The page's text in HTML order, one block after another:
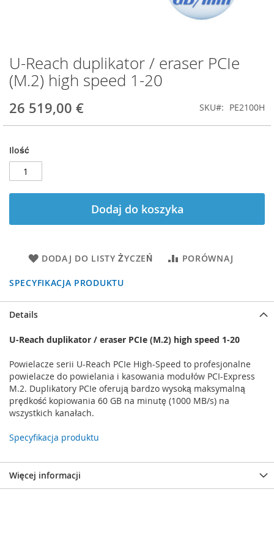
U-Reach duplikator / eraser PCIe
(M.2) high speed 1-20
26 519,00 € SKU PE2100H
Ilość
Dodaj do koszyka
DODAJ DO LISTY ŻYCZEŃ PORÓWNAJ
SPECYFIKACJA PRODUKTU
Przejdź
na
początek
Details
U-Reach duplikator / eraser PCIe (M.2) high speed 1-20
Powielacze serii U-Reach PCIe High-Speed ​​to profesjonalne
powielacze do powielania i kasowania modułów PCI-Express
M.2. Duplikatory PCIe oferują bardzo wysoką maksymalną
prędkość kopiowania 60 GB na minutę (1000 MB/s) na
wszystkich kanałach.
Specyfikacja produktu
Więcej informacji